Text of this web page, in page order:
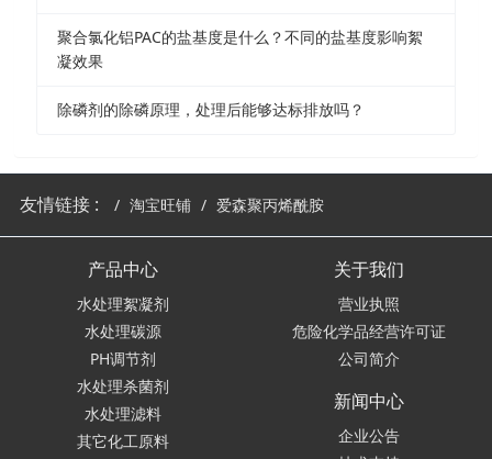
聚合氯化铝PAC的盐基度是什么？不同的盐基度影响絮
凝效果
除磷剂的除磷原理，处理后能够达标排放吗？
友情链接 : 淘宝旺铺 爱森聚丙烯酰胺
产品中心
水处理絮凝剂
水处理碳源
PH调节剂
水处理杀菌剂
水处理滤料
其它化工原料
关于我们
营业执照
危险化学品经营许可证
公司简介
新闻中心
企业公告